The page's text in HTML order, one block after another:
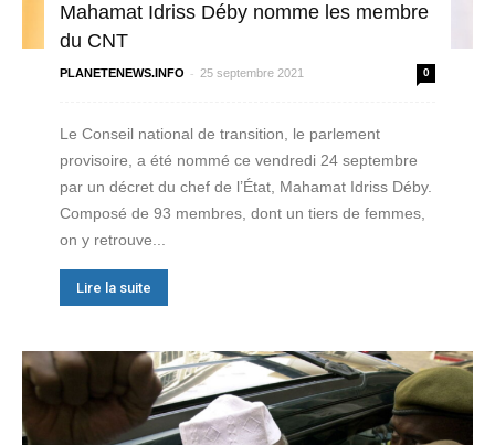
Mahamat Idriss Déby nomme les membre
du CNT
PLANETENEWS.INFO - 25 septembre 2021 0
Le Conseil national de transition, le parlement
provisoire, a été nommé ce vendredi 24 septembre
par un décret du chef de l’État, Mahamat Idriss Déby.
Composé de 93 membres, dont un tiers de femmes,
on y retrouve...
Lire la suite